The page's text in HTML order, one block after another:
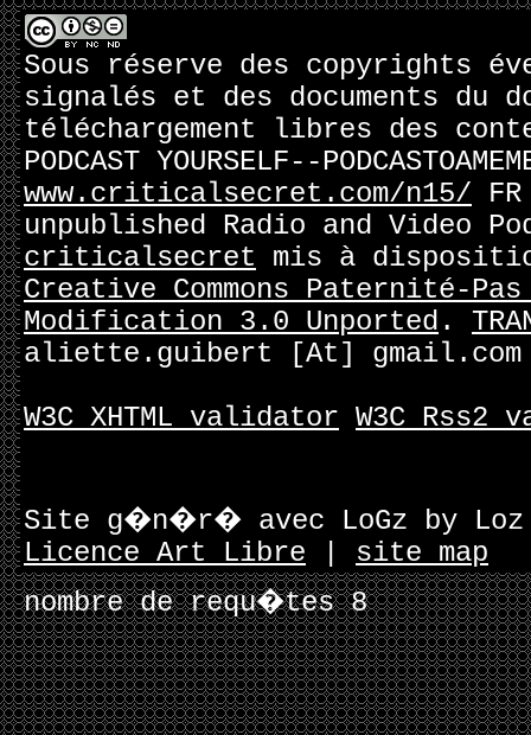
Sous réserve des copyrights
signalés et des documents du
téléchargement libres des
PODCAST YOURSELF--
www.criticalsecret.com/n15/
unpublished Radio and Video
criticalsecret mis à
Creative Commons Paternité-
Modification 3.0 Unported .
aliette.guibert [At] gmail.com
W3C XHTML validator W3C Rss2
Site g�n�r� avec LoGz by
Licence Art Libre
site map
nombre de requ�tes 8